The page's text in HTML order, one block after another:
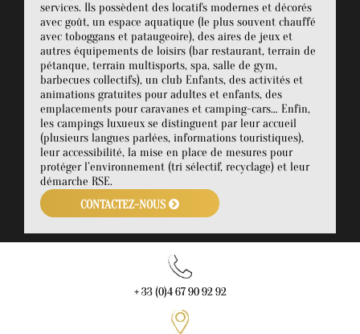
services. Ils possèdent des locatifs modernes et décorés
avec goût, un espace aquatique (le plus souvent chauffé
avec toboggans et pataugeoire), des aires de jeux et
autres équipements de loisirs (bar restaurant, terrain de
pétanque, terrain multisports, spa, salle de gym,
barbecues collectifs), un club Enfants, des activités et
animations gratuites pour adultes et enfants, des
emplacements pour caravanes et camping-cars… Enfin,
les campings luxueux se distinguent par leur accueil
(plusieurs langues parlées, informations touristiques),
leur accessibilité, la mise en place de mesures pour
protéger l’environnement (tri sélectif, recyclage) et leur
démarche RSE.
CONTACTEZ-NOUS
+ 33 (0)4 67 90 92 92